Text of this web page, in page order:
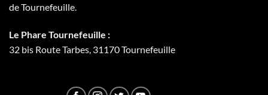
de Tournefeuille.
Le Phare Tournefeuille :
32 bis Route Tarbes, 31170 Tournefeuille